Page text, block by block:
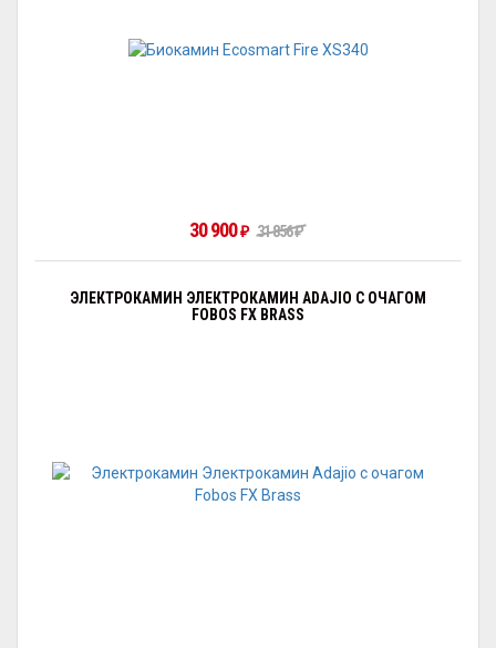
30 900₽ 31 856₽
ЭЛЕКТРОКАМИН ЭЛЕКТРОКАМИН ADAJIO С ОЧАГОМ
FOBOS FX BRASS